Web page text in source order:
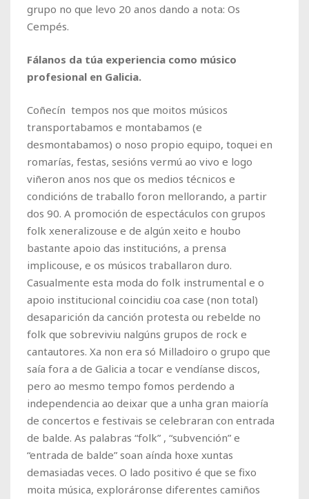
grupo no que levo 20 anos dando a nota: Os
Cempés.
Fálanos da túa experiencia como músico
profesional en Galicia.
Coñecín tempos nos que moitos músicos
transportabamos e montabamos (e
desmontabamos) o noso propio equipo, toquei en
romarías, festas, sesións vermú ao vivo e logo
viñeron anos nos que os medios técnicos e
condicións de traballo foron mellorando, a partir
dos 90. A promoción de espectáculos con grupos
folk xeneralizouse e de algún xeito e houbo
bastante apoio das institucións, a prensa
implicouse, e os músicos traballaron duro.
Casualmente esta moda do folk instrumental e o
apoio institucional coincidiu coa case (non total)
desaparición da canción protesta ou rebelde no
folk que sobreviviu nalgúns grupos de rock e
cantautores. Xa non era só Milladoiro o grupo que
saía fora a de Galicia a tocar e vendíanse discos,
pero ao mesmo tempo fomos perdendo a
independencia ao deixar que a unha gran maioría
de concertos e festivais se celebraran con entrada
de balde. As palabras “folk” , “subvención” e
“entrada de balde” soan aínda hoxe xuntas
demasiadas veces. O lado positivo é que se fixo
moita música, exploráronse diferentes camiños